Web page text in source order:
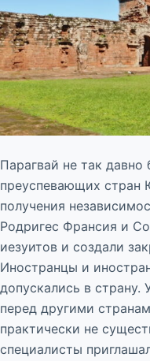
Парагвай не так
преуспевающих
получения
Родригес Франсия и
иезуитов и создали
Иностранцы и
допускались в страну.
перед другими
практически не
специалисты